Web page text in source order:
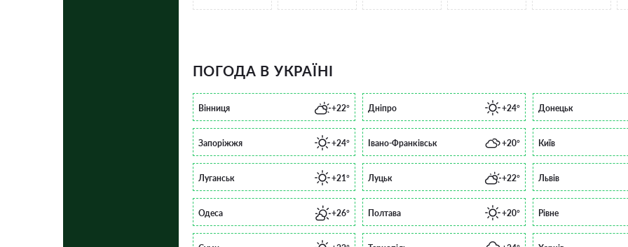
ПОГОДА В УКРАЇНІ
Вінниця +22° Дніпро +24° Донецьк
Запоріжжя +24° Івано-Франківськ +20° Київ
Луганськ +21° Луцьк +22° Львів
Одеса +26° Полтава +20° Рівне